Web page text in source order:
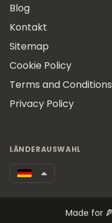
Blog
Kontakt
Sitemap
Cookie Policy
Terms and Conditions
Privacy Policy
LÄNDERAUSWAHL
Made for